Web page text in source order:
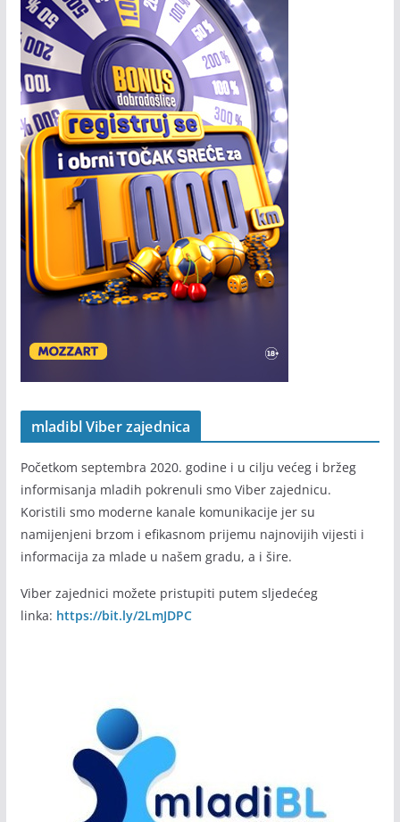
mladibl Viber zajednica
Početkom septembra 2020. godine i u cilju većeg i bržeg
informisanja mladih pokrenuli smo Viber zajednicu.
Koristili smo moderne kanale komunikacije jer su
namijenjeni brzom i efikasnom prijemu najnovijih vijesti i
informacija za mlade u našem gradu, a i šire.
Viber zajednici možete pristupiti putem sljedećeg
linka: https://bit.ly/2LmJDPC